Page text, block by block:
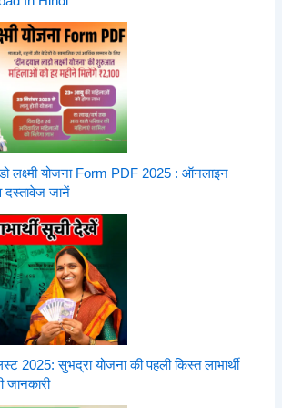
लक्ष्मी योजना Form PDF 2025 : ऑनलाइन
दस्तावेज जानें
2025: सुभद्रा योजना की पहली किस्त लाभार्थी